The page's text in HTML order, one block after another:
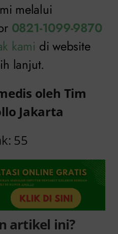
melalui
0821-1099-9870
kami di website
lanjut.
oleh Tim
Jakarta
55
artikel ini?